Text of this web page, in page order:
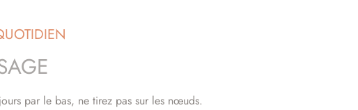
par le bas, ne tirez pas sur les nœuds.